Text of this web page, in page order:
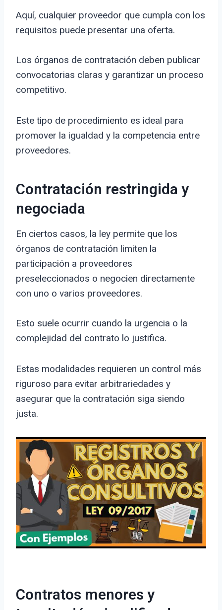
Aquí, cualquier proveedor que cumpla con los
requisitos puede presentar una oferta.
Los órganos de contratación deben publicar
convocatorias claras y garantizar un proceso
competitivo.
Este tipo de procedimiento es ideal para
promover la igualdad y la competencia entre
proveedores.
Contratación restringida y
negociada
En ciertos casos, la ley permite que los
órganos de contratación limiten la
participación a proveedores
preseleccionados o negocien directamente
con uno o varios proveedores.
Esto suele ocurrir cuando la urgencia o la
complejidad del contrato lo justifica.
Estas modalidades requieren un control más
riguroso para evitar arbitrariedades y
asegurar que la contratación siga siendo
justa.
Contratos menores y